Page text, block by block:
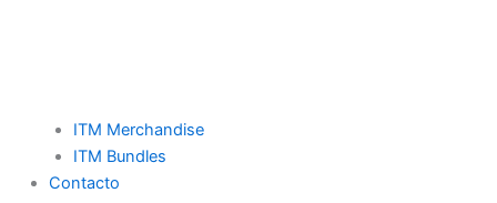
ITM Merchandise
ITM Bundles
Contacto